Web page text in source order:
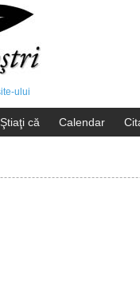
ului
Ştiaţi că Calendar